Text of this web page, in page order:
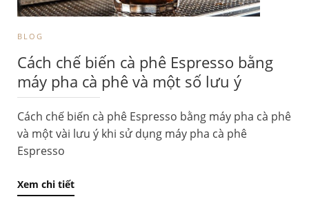
BLOG
Cách chế biến cà phê Espresso bằng
máy pha cà phê và một số lưu ý
Cách chế biến cà phê Espresso bằng máy pha cà phê
và một vài lưu ý khi sử dụng máy pha cà phê
Espresso
Xem chi tiết